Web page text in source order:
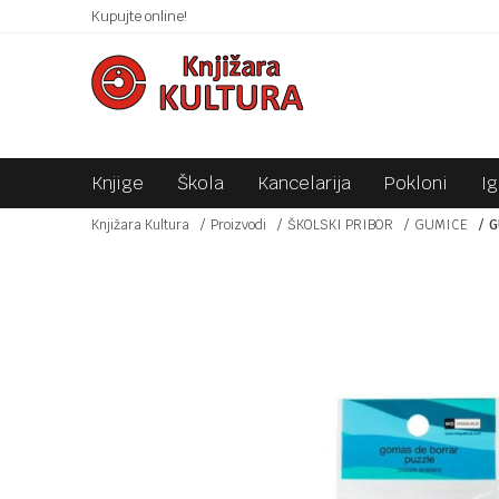
Kupujte online!SIGURNO PLAĆANJE PLATNIM KARTICAMA!
Knjige Škola Kancelarija Pokloni
Knjižara Kultura Proizvodi ŠKOLSKI PRIBOR GUMICE